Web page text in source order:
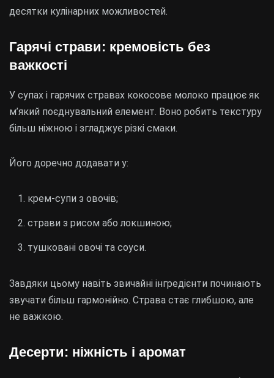
десятки кулінарних можливостей.
Гарячі страви: кремовість без
важкості
У супах і гарячих стравах кокосове молоко працює як
м’який поєднувальний елемент. Воно робить текстуру
більш ніжною і згладжує різкі смаки.
Його доречно додавати у:
крем-супи з овочів;
страви з рисом або локшиною;
тушковані овочі та соуси.
Завдяки цьому навіть звичайні інгредієнти починають
звучати більш гармонійно. Страва стає глибшою, але
не важкою.
Десерти: ніжність і аромат